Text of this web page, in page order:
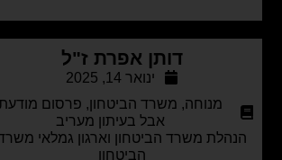
דותן אפרת ז"ל
ינואר 14, 2025
מנוחה
משרד הביטחון ,פרסום מודעת
אבל בעיתון מעריב
משרד הביטחון וארגון גמלאי משרד